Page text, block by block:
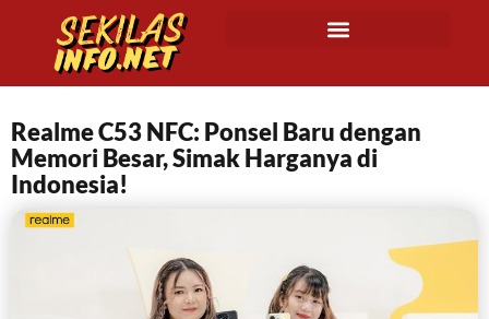
Realme C53 NFC: Ponsel Baru dengan
Memori Besar, Simak Harganya di
Indonesia!